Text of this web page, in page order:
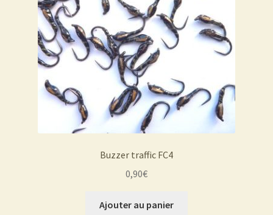
Buzzer traffic FC4
0,90€
Ajouter au panier